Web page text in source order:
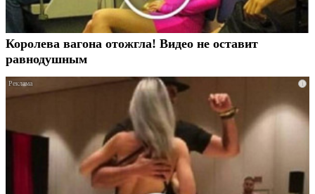
Королева вагона отожгла! Видео не оставит
равнодушным
i